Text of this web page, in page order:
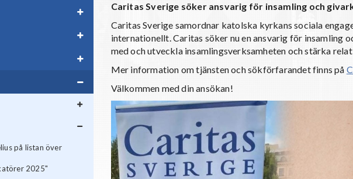
på listan över
2025"
Caritas Sverige söker ansvarig för insamling och
Caritas Sverige samordnar katolska kyrkans sociala
internationellt. Caritas söker nu en ansvarig för insamling
med och utveckla insamlingsverksamheten och stärka
Mer information om tjänsten och sökförfarandet finns på
Välkommen med din ansökan!